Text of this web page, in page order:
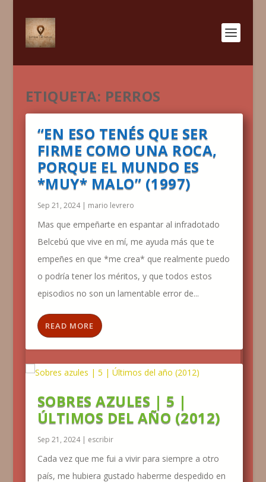
ETIQUETA: PERROS
“EN ESO TENÉS QUE SER
FIRME COMO UNA ROCA,
PORQUE EL MUNDO ES
*MUY* MALO” (1997)
Sep 21, 2024| mario levrero
Mas que empeñarte en espantar al infradotado
Belcebú que vive en mí, me ayuda más que te
empeñes en que *me crea* que realmente puedo
o podría tener los méritos, y que todos estos
episodios no son un lamentable error de...
READ MORE
SOBRES AZULES | 5 |
ÚLTIMOS DEL AÑO (2012)
Sep 21, 2024| escribir
Cada vez que me fui a vivir para siempre a otro
país, me hubiera gustado haberme despedido en